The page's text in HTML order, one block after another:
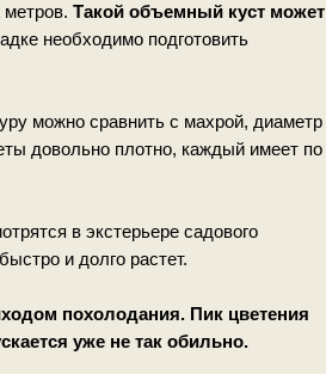
метров. Такой объемный куст может
необходимо подготовить
можно сравнить с махрой, диаметр
довольно плотно, каждый имеет по
в экстерьере садового
и долго растет.
похолодания. Пик цветения
уже не так обильно.